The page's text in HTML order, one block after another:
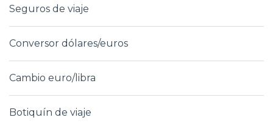
Seguros de viaje
Conversor dólares/euros
Cambio euro/libra
Botiquín de viaje